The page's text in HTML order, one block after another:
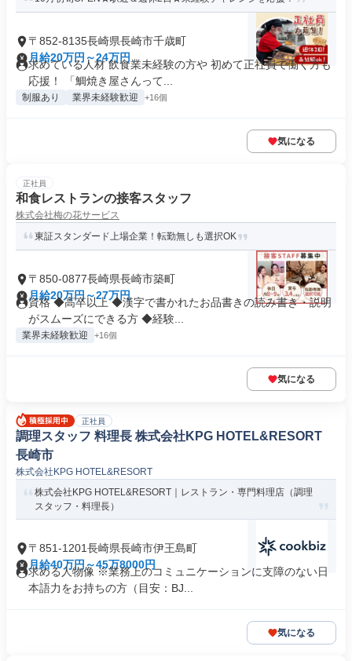
〒852-8135長崎県長崎市千歳町
月給20万円～24万円
求めている人材 飲食業未経験の方や 初めて正社員で働く方も
応援！ 「鯛焼き屋さんって...
制服あり 業界未経験歓迎 +16個
気になる
正社員
和食レストランの接客スタッフ
株式会社梅の花サービス
東証スタンダード上場企業！転勤無しも選択OK
〒850-0877長崎県長崎市築町
月給20万円～27万円
資格 ◆高卒以上 ◆漢字で書かれたお品書きの読み書き・説明
がスムーズにできる方 ◆経験...
業界未経験歓迎 +16個
気になる
正社員
調理スタッフ 料理長 株式会社KPG HOTEL&RESORT
長崎市
株式会社KPG HOTEL&RESORT
株式会社KPG HOTEL&RESORT｜レストラン・専門料理店（調理
スタッフ・料理長）
〒851-1201長崎県長崎市伊王島町
月給40万円～45万8000円
求める人物像 ※業務上のコミュニケーションに支障のない日
本語力をお持ちの方（目安：BJ...
気になる